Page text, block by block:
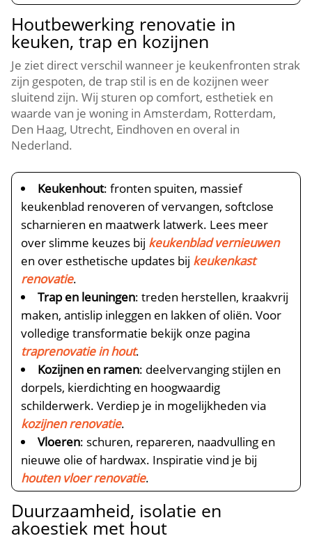
Houtbewerking renovatie in
keuken, trap en kozijnen
Je ziet direct verschil wanneer je keukenfronten strak
zijn gespoten, de trap stil is en de kozijnen weer
sluitend zijn.​ Wij sturen op comfort, esthetiek en
waarde van je woning in Amsterdam, Rotterdam,
Den Haag, Utrecht, Eindhoven en overal in
Nederland.​
Keukenhout: fronten spuiten, massief
keukenblad renoveren of vervangen, softclose
scharnieren en maatwerk latwerk.​ Lees meer
over slimme keuzes bij keukenblad vernieuwen
en over esthetische updates bij keukenkast
renovatie.​
Trap en leuningen: treden herstellen, kraakvrij
maken, antislip inleggen en lakken of oliën.​ Voor
volledige transformatie bekijk onze pagina
traprenovatie in hout.​
Kozijnen en ramen: deelvervanging stijlen en
dorpels, kierdichting en hoogwaardig
schilderwerk.​ Verdiep je in mogelijkheden via
kozijnen renovatie.​
Vloeren: schuren, repareren, naadvulling en
nieuwe olie of hardwax.​ Inspiratie vind je bij
houten vloer renovatie.​
Duurzaamheid, isolatie en
akoestiek met hout